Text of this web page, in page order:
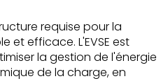
requise pour la
efficace. L'EVSE est
la gestion de l'énergie
de la charge, en